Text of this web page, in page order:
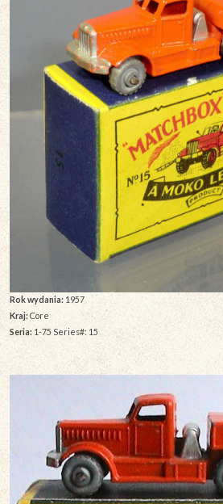
Rok wydania: 1957
Kraj: Core
Seria:1-75 Series#: 15